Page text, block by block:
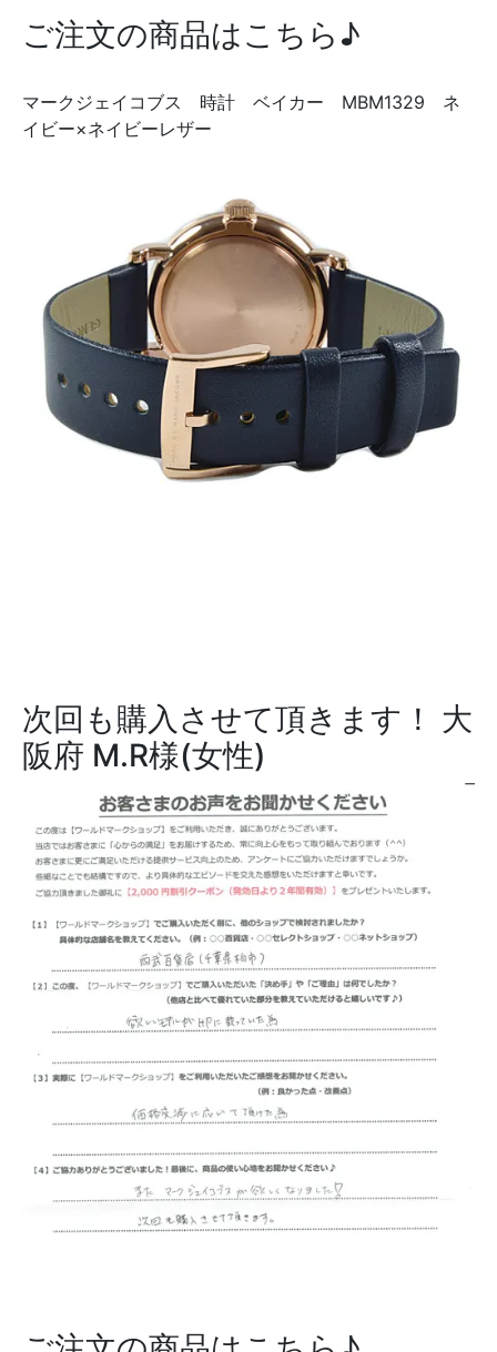
ご注文の商品はこちら♪
マークジェイコブス 時計 ベイカー MBM1329 ネ
イビー×ネイビーレザー
次回も購入させて頂きます！ 大
阪府 M.R様(女性)